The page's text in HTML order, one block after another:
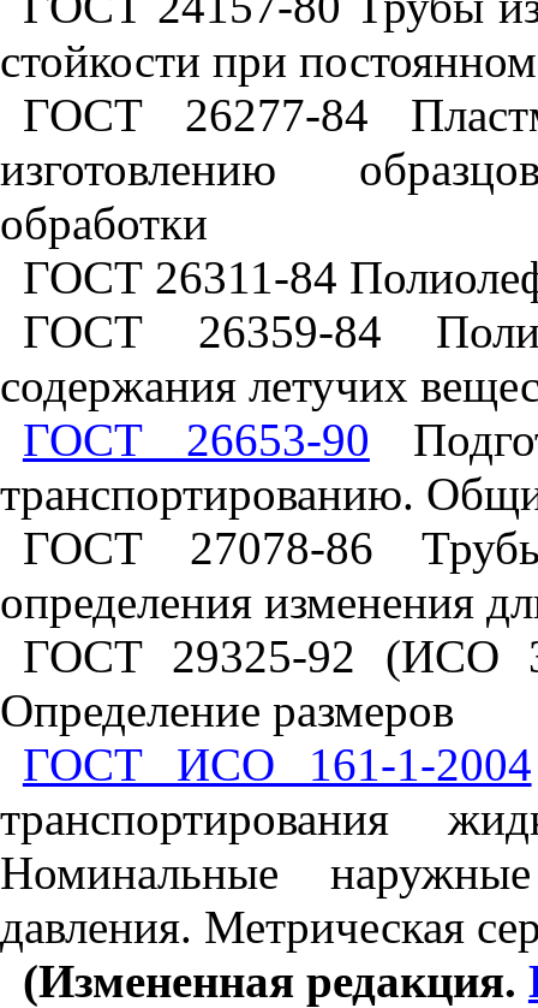
стойкости при
ГОСТ 26277-84
изготовлению
обработки
ГОСТ 26311-84
ГОСТ 26359-84
содержания летучих
ГОСТ 26653-90
транспортированию.
ГОСТ 27078-86
определения изменения
ГОСТ 29325-92 (ИСО
Определение размеров
ГОСТ ИСО 161-1-2004
транспортирования
Номинальные
давления. Метрическая
(Измененная редакция.